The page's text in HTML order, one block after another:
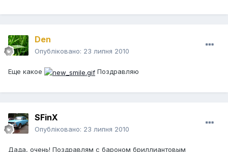
Den
Опубліковано: 23 липня 2010
Eще какое Поздравляю
SFinX
Опубліковано: 23 липня 2010
Дада, очень! Поздравлям с бароном бриллиантовым